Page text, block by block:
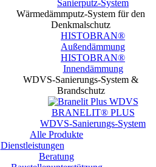
Sanierputz-System
Wärmedämmputz-System für den
Denkmalschutz
HISTOBRAN®
Außendämmung
HISTOBRAN®
Innendämmung
WDVS-Sanierungs-System &
Brandschutz
BRANELIT® PLUS
WDVS-Sanierungs-System
Alle Produkte
Dienstleistungen
Beratung